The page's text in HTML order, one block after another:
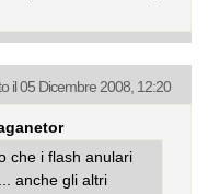
il 05 Dicembre 2008, 12:20
che i flash anulari
anche gli altri